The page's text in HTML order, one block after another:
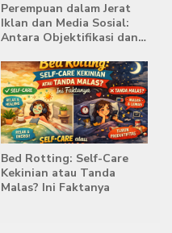
Perempuan dalam Jerat
Iklan dan Media Sosial:
Antara Objektifikasi dan
Bed Rotting: Self-Care
Kekinian atau Tanda
Malas? Ini Faktanya